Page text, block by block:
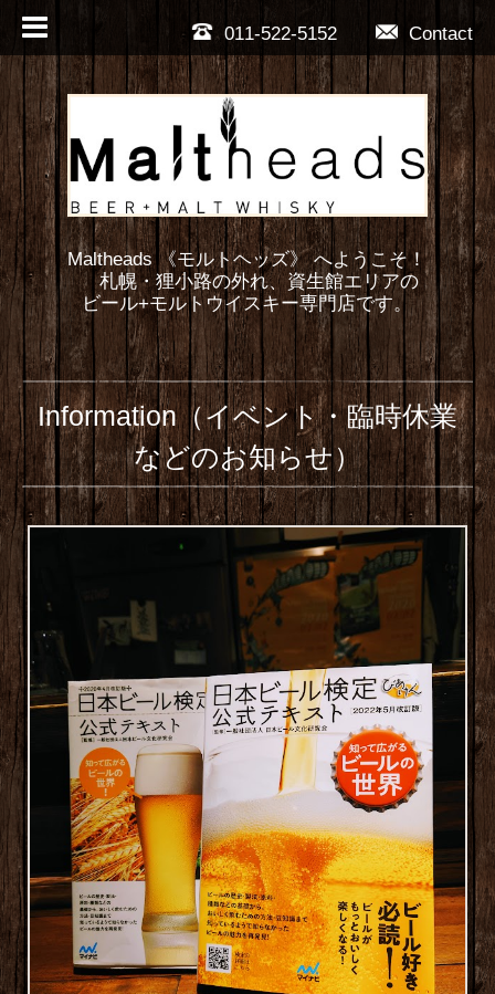
Contact
011-522-5152
Maltheads 《モルトヘッズ》 へようこそ！
札幌・狸小路の外れ、資生館エリアの
ビール+モルトウイスキー専門店です。
Information（イベント・臨時休業
などのお知らせ）